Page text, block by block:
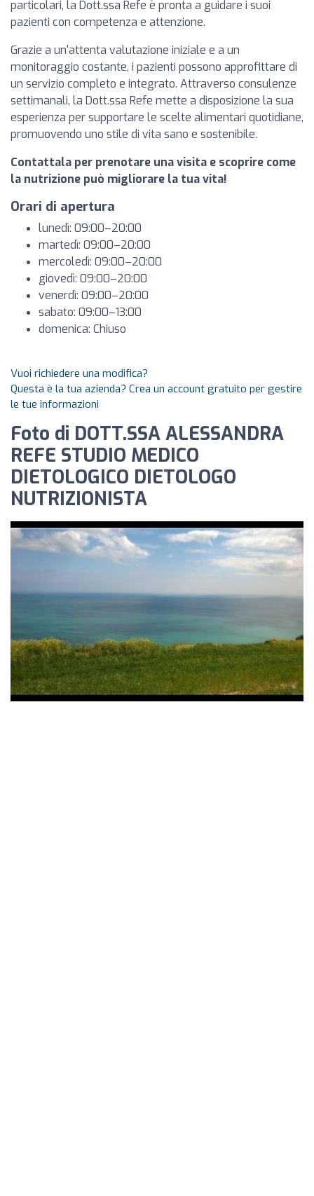
particolari, la Dott.ssa Refe è pronta a guidare i suoi
pazienti con competenza e attenzione.
Grazie a un'attenta valutazione iniziale e a un
monitoraggio costante, i pazienti possono approfittare di
un servizio completo e integrato. Attraverso consulenze
settimanali, la Dott.ssa Refe mette a disposizione la sua
esperienza per supportare le scelte alimentari quotidiane,
promuovendo uno stile di vita sano e sostenibile.
Contattala per prenotare una visita e scoprire come
la nutrizione può migliorare la tua vita!
Orari di apertura
lunedì: 09:00–20:00
martedì: 09:00–20:00
mercoledì: 09:00–20:00
giovedì: 09:00–20:00
venerdì: 09:00–20:00
sabato: 09:00–13:00
domenica: Chiuso
Vuoi richiedere una modifica?
Questa è la tua azienda? Crea un account gratuito per gestire
le tue informazioni
Foto di DOTT.SSA ALESSANDRA
REFE STUDIO MEDICO
DIETOLOGICO DIETOLOGO
NUTRIZIONISTA